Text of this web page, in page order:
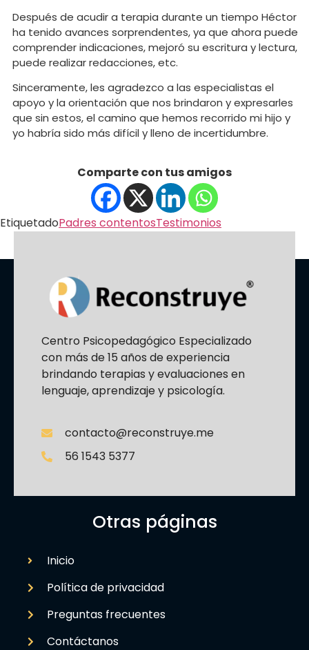
Después de acudir a terapia durante un tiempo Héctor
ha tenido avances sorprendentes, ya que ahora puede
comprender indicaciones, mejoró su escritura y lectura,
puede realizar redacciones, etc.
Sinceramente, les agradezco a las especialistas el
apoyo y la orientación que nos brindaron y expresarles
que sin estos, el camino que hemos recorrido mi hijo y
yo habría sido más difícil y lleno de incertidumbre.
Comparte con tus amigos
EtiquetadoPadres contentosTestimonios
Centro Psicopedagógico Especializado
con más de 15 años de experiencia
brindando terapias y evaluaciones en
lenguaje, aprendizaje y psicología.
contacto@reconstruye.me
56 1543 5377
Otras páginas
Inicio
Política de privacidad
Preguntas frecuentes
Contáctanos